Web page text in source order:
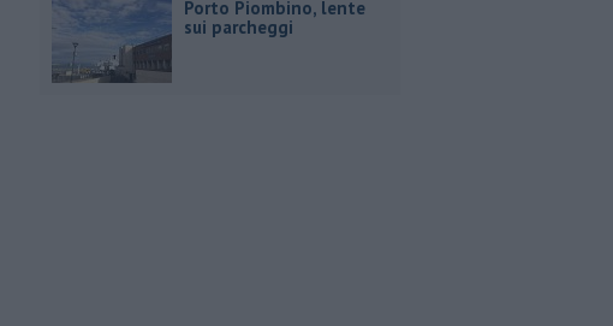
Porto Piombino, lente
sui parcheggi